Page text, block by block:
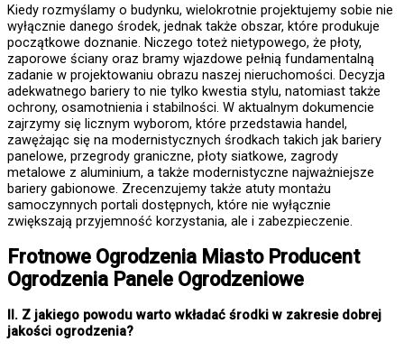
Kiedy rozmyślamy o budynku, wielokrotnie projektujemy sobie nie
wyłącznie danego środek, jednak także obszar, które produkuje
początkowe doznanie. Niczego toteż nietypowego, że płoty,
zaporowe ściany oraz bramy wjazdowe pełnią fundamentalną
zadanie w projektowaniu obrazu naszej nieruchomości. Decyzja
adekwatnego bariery to nie tylko kwestia stylu, natomiast także
ochrony, osamotnienia i stabilności. W aktualnym dokumencie
zajrzymy się licznym wyborom, które przedstawia handel,
zawężając się na modernistycznych środkach takich jak bariery
panelowe, przegrody graniczne, płoty siatkowe, zagrody
metalowe z aluminium, a także modernistyczne najważniejsze
bariery gabionowe. Zrecenzujemy także atuty montażu
samoczynnych portali dostępnych, które nie wyłącznie
zwiększają przyjemność korzystania, ale i zabezpieczenie.
Frotnowe Ogrodzenia MiastoProducent
Ogrodzenia Panele Ogrodzeniowe
II. Z jakiego powodu warto wkładać środki w zakresie dobrej
jakości ogrodzenia?